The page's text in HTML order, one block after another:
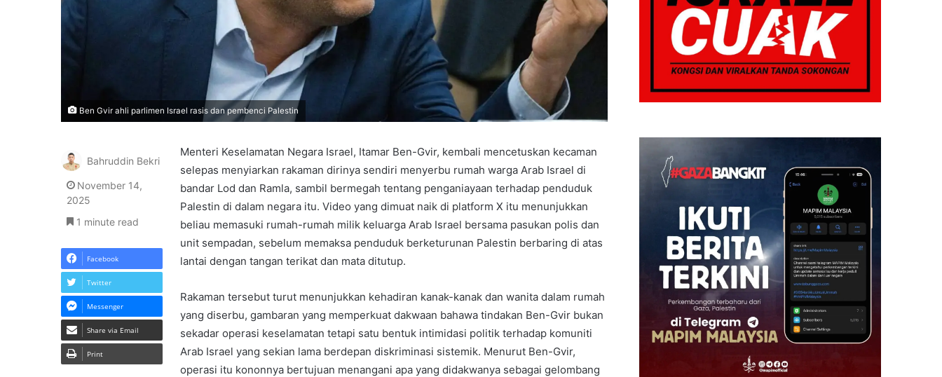
Ben Gvir ahli parlimen Israel rasis dan pembenci Palestin
Menteri Keselamatan Negara Israel, Itamar Ben-Gvir, kembali mencetuskan kecaman
selepas menyiarkan rakaman dirinya sendiri menyerbu rumah warga Arab Israel di
bandar Lod dan Ramla, sambil bermegah tentang penganiayaan terhadap penduduk
Palestin di dalam negara itu. Video yang dimuat naik di platform X itu menunjukkan
beliau memasuki rumah-rumah milik keluarga Arab Israel bersama pasukan polis dan
unit sempadan, sebelum memaksa penduduk berketurunan Palestin berbaring di atas
lantai dengan tangan terikat dan mata ditutup.
Rakaman tersebut turut menunjukkan kehadiran kanak-kanak dan wanita dalam rumah
yang diserbu, gambaran yang memperkuat dakwaan bahawa tindakan Ben-Gvir bukan
sekadar operasi keselamatan tetapi satu bentuk intimidasi politik terhadap komuniti
Arab Israel yang sekian lama berdepan diskriminasi sistemik. Menurut Ben-Gvir,
operasi itu kononnya bertujuan menangani apa yang didakwanya sebagai gelombang
Bahruddin Bekri
November 14,
2025
1 minute read
Facebook
Twitter
Messenger
Share via Email
Print